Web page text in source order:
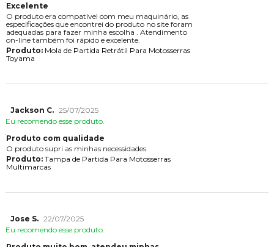
Excelente
O produto era compatível com meu maquinário, as
especificações que encontrei do produto no site foram
adequadas para fazer minha escolha . Atendimento
on-line também foi rápido e excelente.
Produto:Mola de Partida Retrátil Para Motosserras
Toyama
Jackson C. 25/07/2025
Eu recomendo esse produto.
Produto com qualidade
O produto supri as minhas necessidades
Produto:Tampa de Partida Para Motosserras
Multimarcas
Jose S. 22/07/2025
Eu recomendo esse produto.